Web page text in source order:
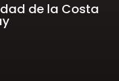
de la Costa